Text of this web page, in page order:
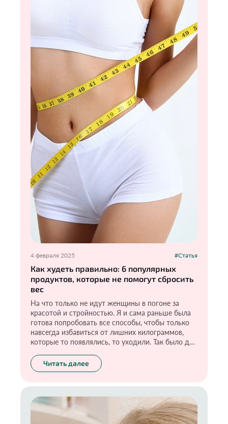
4 февраля 2025 #Статья
Как худеть правильно: 6 популярных
продуктов, которые не помогут сбросить
вес
На что только не идут женщины в погоне за
красотой и стройностью. Я и сама раньше была
готова попробовать все способы, чтобы только
навсегда избавиться от лишних килограммов,
которые то появлялись, то уходили. Так было до
только правильное питание, изучение составов
продуктов и движение могут привести к
своим опытом, рассказать о бесполезных и даже
опасных средствах для похудения, а также о
способах, которые реально могут помочь в этом.
Читать далее